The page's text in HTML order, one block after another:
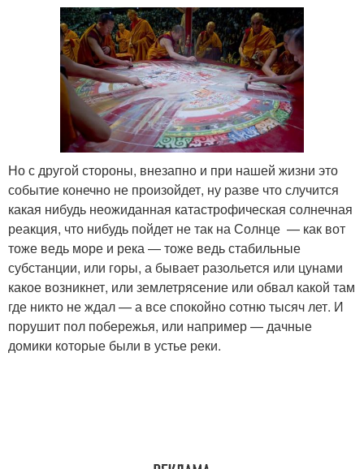
Но с другой стороны, внезапно и при нашей жизни это
событие конечно не произойдет, ну разве что случится
какая нибудь неожиданная катастрофическая солнечная
реакция, что нибудь пойдет не так на Солнце — как вот
тоже ведь море и река — тоже ведь стабильные
субстанции, или горы, а бывает разольется или цунами
какое возникнет, или землетрясение или обвал какой там
где никто не ждал — а все спокойно сотню тысяч лет. И
порушит пол побережья, или например — дачные
домики которые были в устье реки.